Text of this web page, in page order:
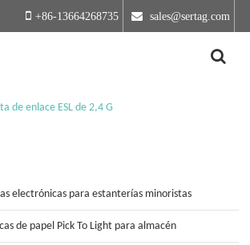
+86-13664268735 sales@sertag.com
de enlace ESL de 2,4 G
electrónicas para estanterías minoristas
de papel Pick To Light para almacén